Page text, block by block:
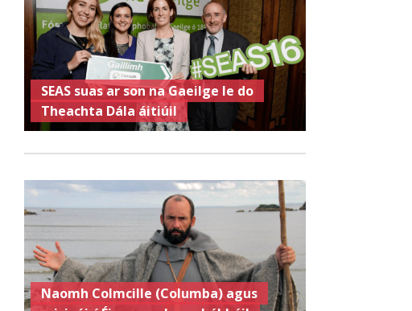
SEAS suas ar son na Gaeilge le do
Theachta Dála áitiúil
Naomh Colmcille (Columba) agus